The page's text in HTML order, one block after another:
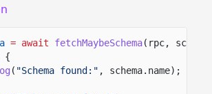
= await fetchMaybeSchema(rpc,
{
( "Schema found:" , schema.name);